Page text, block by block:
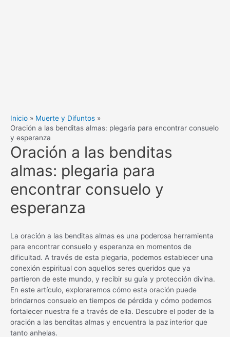
Inicio
Muerte y Difuntos
Oración a las benditas almas: plegaria para encontrar consuelo
y esperanza
Oración a las benditas
almas: plegaria para
encontrar consuelo y
esperanza
La oración a las benditas almas es una poderosa herramienta
para encontrar consuelo y esperanza en momentos de
dificultad. A través de esta plegaria, podemos establecer una
conexión espiritual con aquellos seres queridos que ya
partieron de este mundo, y recibir su guía y protección divina.
En este artículo, exploraremos cómo esta oración puede
brindarnos consuelo en tiempos de pérdida y cómo podemos
fortalecer nuestra fe a través de ella. Descubre el poder de la
oración a las benditas almas y encuentra la paz interior que
tanto anhelas.